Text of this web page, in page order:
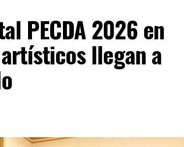
PECDA 2026 en
llegan a